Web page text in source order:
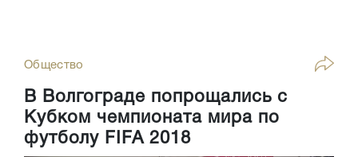
Общество
В Волгограде попрощались с
Кубком чемпионата мира по
футболу FIFA 2018